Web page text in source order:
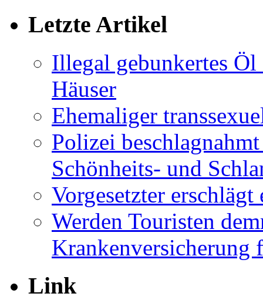
Letzte Artikel
Illegal gebunkertes
Häuser
Ehemaliger
Polizei
Schönheits- und
Vorgesetzter
Werden Touristen
Krankenversicherung
Link